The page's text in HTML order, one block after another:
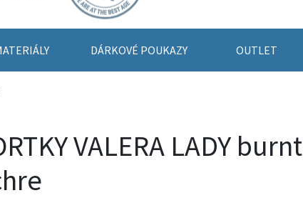
DÁRKOVÉ POUKAZY OUTLET
VALERA LADY burnt